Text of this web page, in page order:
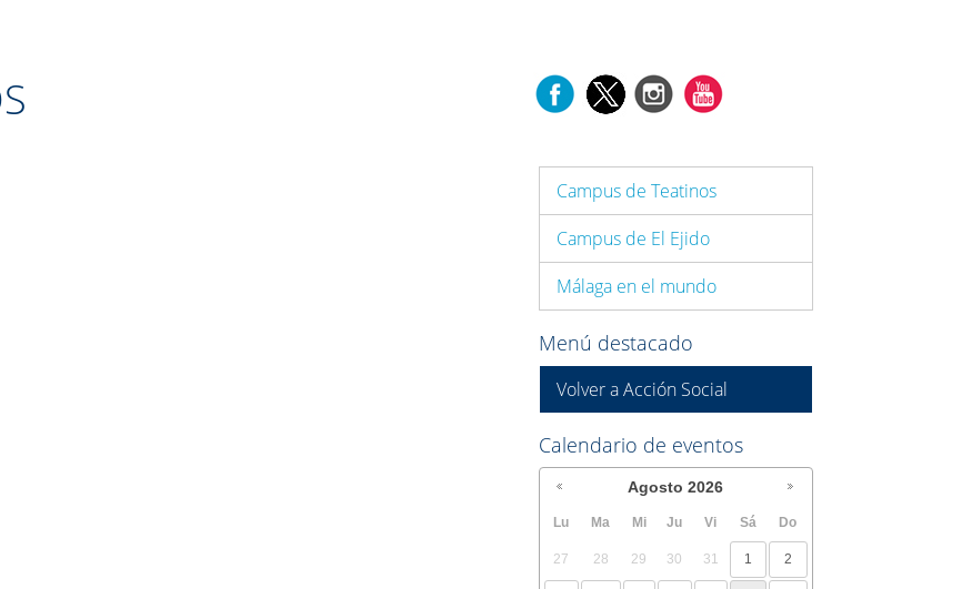
Campus de Teatinos
Campus de El Ejido
Málaga en el mundo
Menú destacado
Volver a Acción Social
Calendario de eventos
Agosto 2026
Lu Ma Mi Ju Vi Sá Do
27 28 29 30 31 1 2